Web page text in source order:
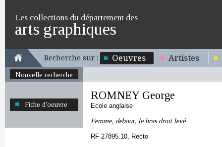
Les collections du département des
arts graphiques
Recherche sur : Oeuvres Artistes
Nouvelle recherche
Fiche d'oeuvre
ROMNEY George
Ecole anglaise
Femme, debout, le bras droit levé
RF 27895.10, Recto